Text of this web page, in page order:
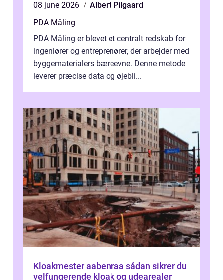
08 june 2026
Albert Pilgaard
PDA Måling
PDA Måling er blevet et centralt redskab for
ingeniører og entreprenører, der arbejder med
byggematerialers bæreevne. Denne metode
leverer præcise data og øjebli...
Kloakmester aabenraa sådan sikrer du
velfungerende kloak og udearealer